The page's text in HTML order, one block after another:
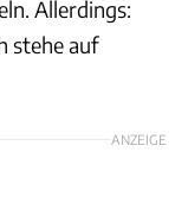
Allerdings:
stehe auf
ANZEIGE